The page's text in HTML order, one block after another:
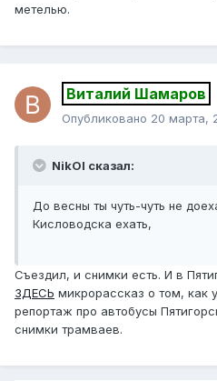
метелью.
Виталий Шамаров
Опубликовано 20 марта,
NikOl сказал:
До весны ты чуть-чуть не
Кисловодска ехать,
Съездил, и снимки есть. И в
ЗДЕСЬ микрорассказ о том, как
репортаж про автобусы
снимки трамваев.